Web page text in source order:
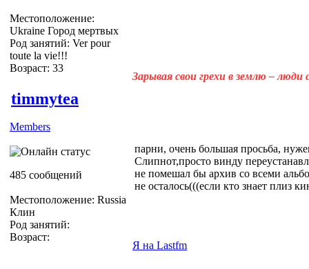
Местоположение:
Ukraine Город мертвых
Род занятий: Ver pour
toute la vie!!!
Возраст: 33
Зарывая свои грехи в землю –
timmytea
Members
485 сообщений
Местоположение: Russia
Клин
Род занятий:
Возраст:
парни, очень большая просьба,
Слипнот,просто винду
не помешал бы архив со всеми
не осталось(((если кто знает плиз
Я на Lastfm